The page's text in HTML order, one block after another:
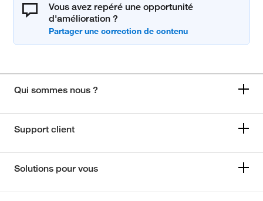
Vous avez repéré une opportunité
d'amélioration ?
Qui sommes nous ?
Support client
Solutions pour vous